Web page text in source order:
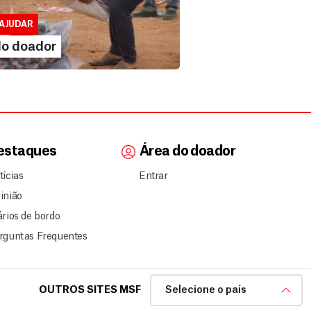
para doadores de MSF....
MAIS
doador
de bordo
Frequentes
Área do doador
Entrar
OUTROS SITES MSF Selecione o país